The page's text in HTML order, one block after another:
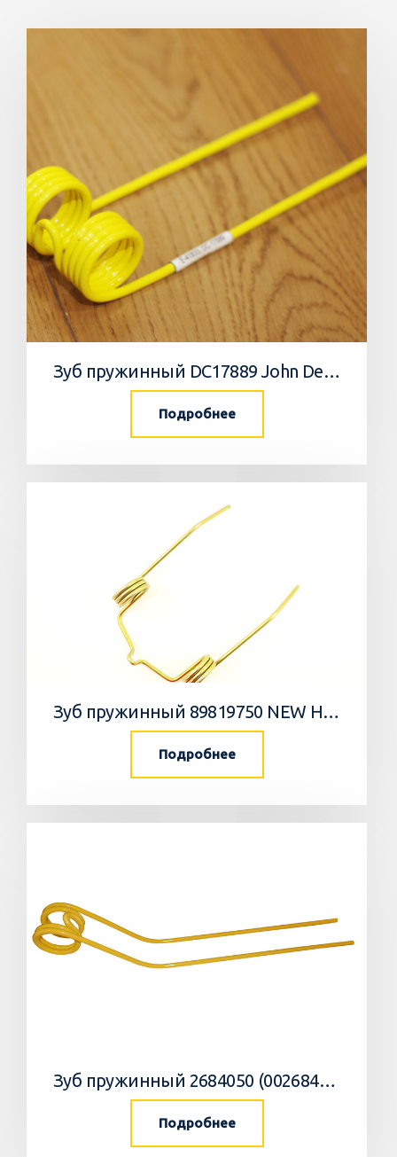
Зуб пружинный DC17889 John Deere
Подробнее
Зуб пружинный 89819750 NEW HOLLAND
Подробнее
Зуб пружинный 2684050 (002684050, 268405.0) Krone
Подробнее